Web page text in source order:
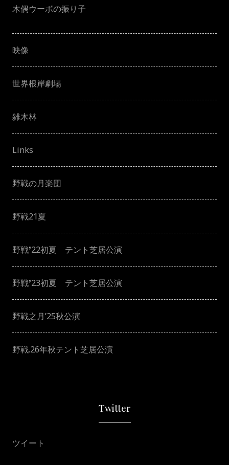
木偶ウーボの振り子
映像
世界根岸劇場
雑木林
Links
野戦の月楽団
野戦21夏
野戦❜22初夏 テント芝居公演
野戦❜23初夏 テント芝居公演
野戦之月’25秋公演
野戦.26年秋テント芝居公演
Twitter
ツイート